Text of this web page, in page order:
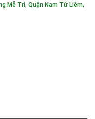
Mễ Trì, Quận Nam Từ Liêm,